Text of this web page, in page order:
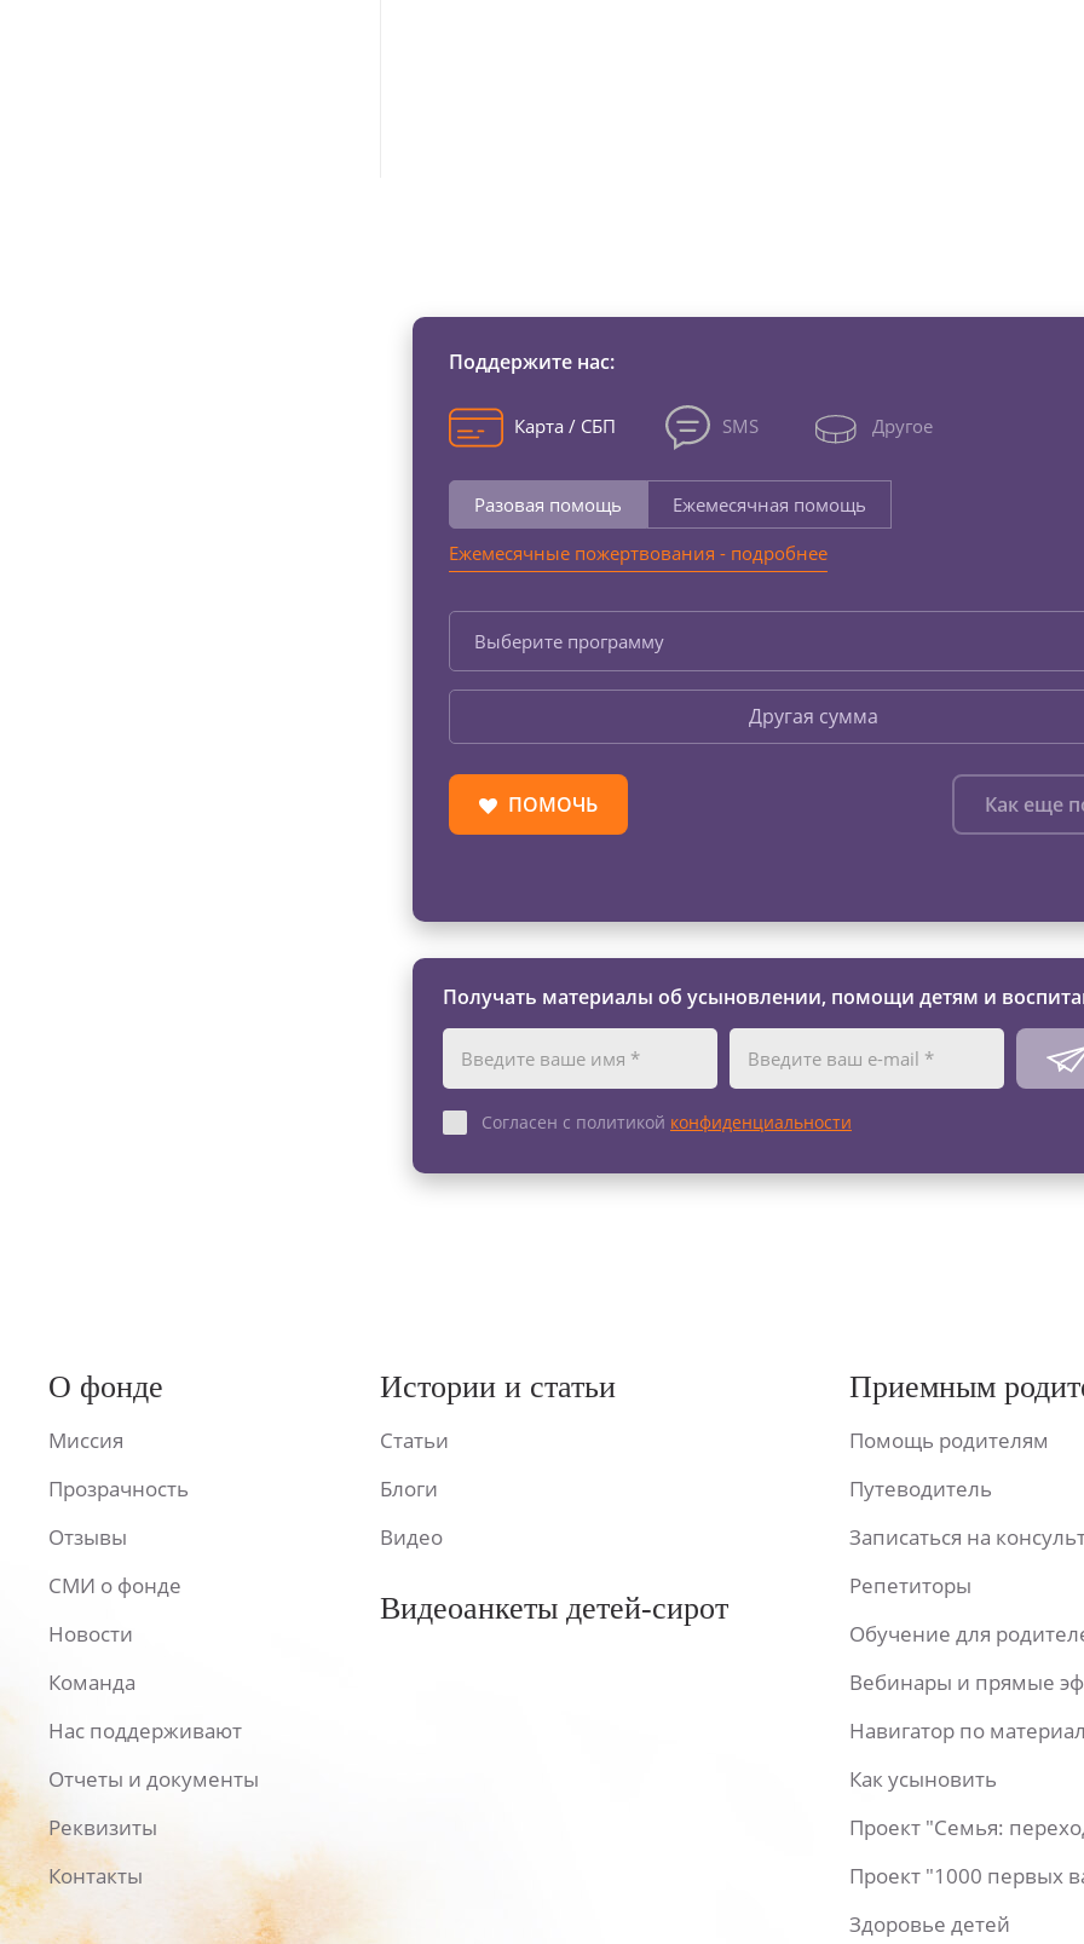
Поддержите нас:
Карта / СБП SMS Другое
Разовая помощь
Ежемесячная помощь
Ежемесячные пожертвования - подробнее
Выберите программу
Другая сумма
ПОМОЧЬ Как еще
Получать материалы об усыновлении, помощи детям и
Согласен с политикой конфиденциальности
О фонде
Миссия
Прозрачность
Отзывы
СМИ о фонде
Новости
Команда
Нас поддерживают
Отчеты и документы
Реквизиты
Контакты
Истории и статьи
Статьи
Блоги
Видео
Видеоанкеты детей-сирот
Приемным
Помощь родителям
Путеводитель
Записаться на
Репетиторы
Обучение для
Вебинары и прямые
Навигатор по
Как усыновить
Проект "Семья:
Проект "1000 первых
Здоровье детей